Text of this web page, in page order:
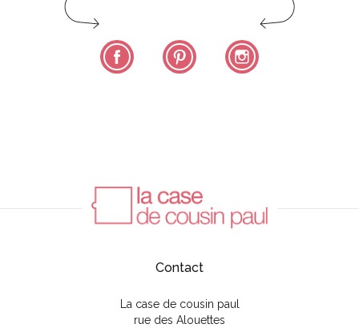
Facebook Pinterest
Contact
La case de cousin paul
rue des Alouettes